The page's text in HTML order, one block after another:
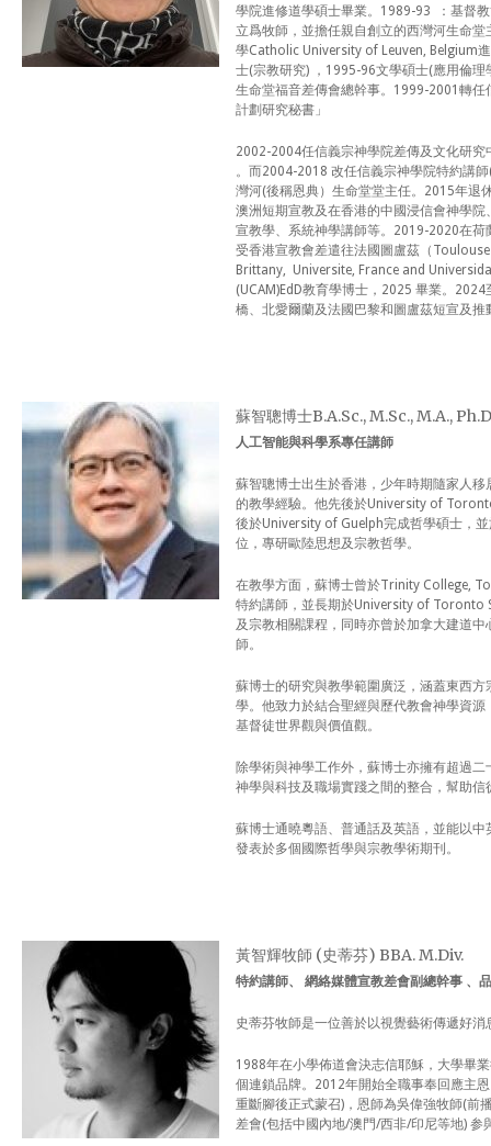
學院進修道學碩士畢業。1989-93 ：基督
立爲牧師，並擔任親自創立的西灣河生命
學Catholic University of Leuven, Belgium
士(宗教研究) ，1995-96文學碩士(應用倫
生命堂福音差傳會總幹事。1999-2001轉
計劃研究秘書」
2002-2004任信義宗神學院差傳及文化研
。而2004-2018 改任信義宗神學院特約講
灣河(後稱恩典）生命堂堂主任。2015年退
澳洲短期宣教及在香港的中國浸信會神學
宣教學、系統神學講師等。2019-2020在
受香港宣教會差遣往法國圖盧茲（
Brittany, Universite, France and
(UCAM)EdD教育學博士，2025 畢業。
橋、北愛爾蘭及法國巴黎和圖盧茲短宣及推
蘇智聰博士B.A.Sc., M.Sc., M.A.,
人工智能與科學系專任講師
蘇智聰博士出生於香港，少年時期隨家人
的教學經驗。他先後於University of
後於University of Guelph完成哲學碩士，
位，專研歐陸思想及宗教哲學。
在教學方面，蘇博士曾於Trinity College,
特約講師，並長期於University of
及宗教相關課程，同時亦曾於加拿大建道
師。
蘇博士的研究與教學範圍廣泛，涵蓋東西
學。他致力於結合聖經與歷代教會神學資
基督徒世界觀與價值觀。
除學術與神學工作外，蘇博士亦擁有超過
神學與科技及職場實踐之間的整合，幫助
蘇博士通曉粵語、普通話及英語，並能以
發表於多個國際哲學與宗教學術期刊。
黃智輝牧師 (史蒂芬) BBA. M.Div.
特約講師、 網絡媒體宣教差會副總幹事 、
史蒂芬牧師是一位善於以視覺藝術傳遞好消
1988年在小學佈道會決志信耶穌，大學畢
個連鎖品牌。2012年開始全職事奉回應主
重斷腳後正式蒙召)，恩師為吳偉強牧師(前
差會(包括中國內地/澳門/西非/印尼等地) 参